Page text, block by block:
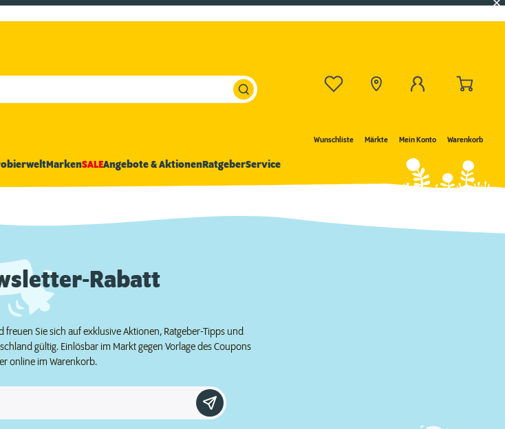
Wunschliste Märkte Mein Konto Warenkorb
MarkenSALEAngebote & AktionenRatgeberService
Rabatt
Sie sich auf exklusive Aktionen, Ratgeber-Tipps und
gültig. Einlösbar im Markt gegen Vorlage des Coupons
online im Warenkorb.